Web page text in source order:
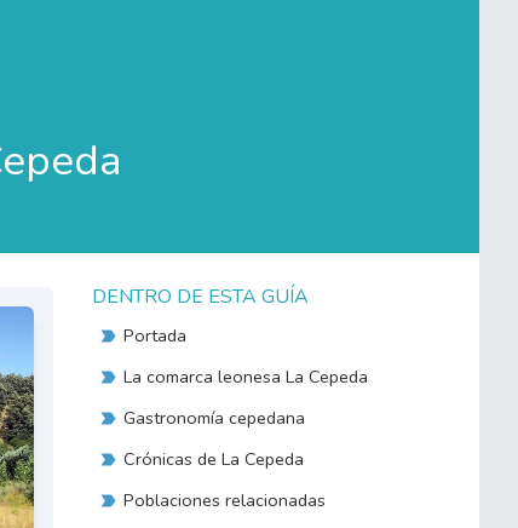
DENTRO DE ESTA GUÍA
Portada
La comarca leonesa La Cepeda
Gastronomía cepedana
Crónicas de La Cepeda
Poblaciones relacionadas